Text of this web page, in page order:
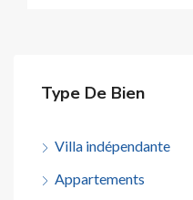
Type De Bien
Villa indépendante
Appartements